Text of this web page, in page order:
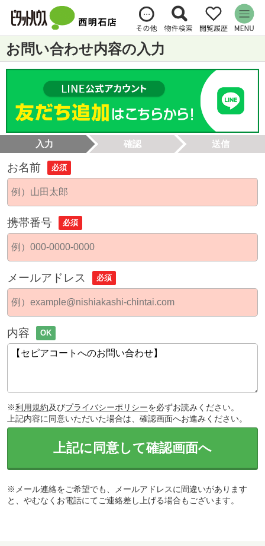
お問い合わせ内容の入力
入力 確認 送信
お名前 必須
携帯番号 必須
メールアドレス 必須
内容 OK
※利用規約及びプライバシーポリシーを必ずお読みください。
上記内容に同意いただいた場合は、確認画面へお進みください。
上記に同意して確認画面へ
※メール連絡をご希望でも、メールアドレスに間違いがあります
と、やむなくお電話にてご連絡差し上げる場合もございます。